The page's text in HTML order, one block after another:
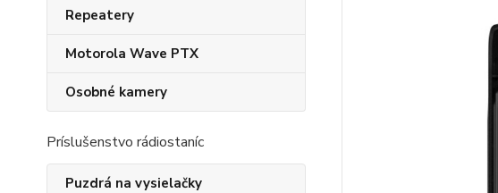
Repeatery
Motorola Wave PTX
Osobné kamery
Príslušenstvo rádiostaníc
Puzdrá na vysielačky